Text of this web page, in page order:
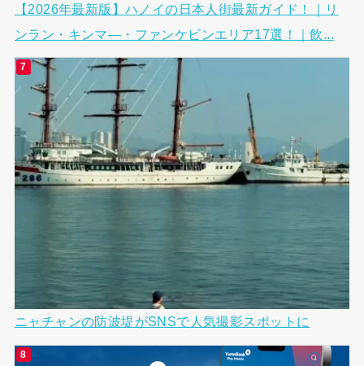
【2026年最新版】ハノイの日本人街最新ガイド！｜リ
ンラン・キンマ―・ファンケビンエリア17選！｜飲...
ニャチャンの防波堤がSNSで人気撮影スポットに